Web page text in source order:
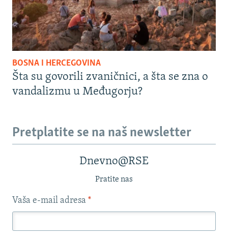
BOSNA I HERCEGOVINA
Šta su govorili zvaničnici, a šta se zna o
vandalizmu u Međugorju?
Pretplatite se na naš newsletter
Dnevno@RSE
Pratite nas
Vaša e-mail adresa *